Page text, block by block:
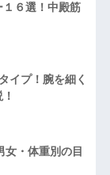
６選！中殿筋
イプ！腕を細く
女・体重別の目